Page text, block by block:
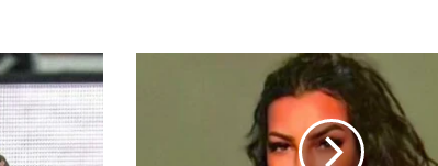
م
خ
ا
و
ف